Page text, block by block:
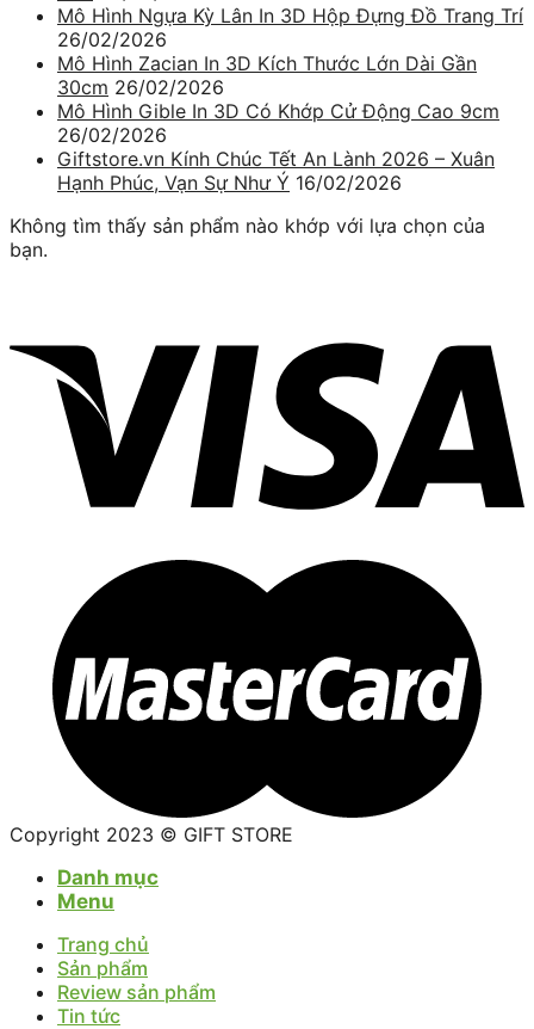
Mô Hình Ngựa Kỳ Lân In 3D Hộp Đựng Đồ Trang Trí
26/02/2026
Mô Hình Zacian In 3D Kích Thước Lớn Dài Gần
30cm 26/02/2026
Mô Hình Gible In 3D Có Khớp Cử Động Cao 9cm
26/02/2026
Giftstore.vn Kính Chúc Tết An Lành 2026 – Xuân
Hạnh Phúc, Vạn Sự Như Ý 16/02/2026
Không tìm thấy sản phẩm nào khớp với lựa chọn của
bạn.
Copyright 2023 © GIFT STORE
Danh mục
Menu
Trang chủ
Sản phẩm
Review sản phẩm
Tin tức